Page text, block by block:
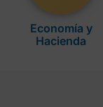
Economía y
Hacienda